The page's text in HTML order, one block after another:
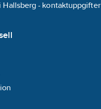
Hallsberg - kontaktuppgifter